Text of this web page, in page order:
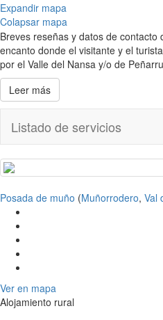
Expandir mapa
Colapsar mapa
Breves reseñas y datos de
encanto donde el visitante y el
por el Valle del Nansa y/o de
Leer más
Listado de servicios
Posada de muño (Muñorrodero, Val
Ver en mapa
Alojamiento rural